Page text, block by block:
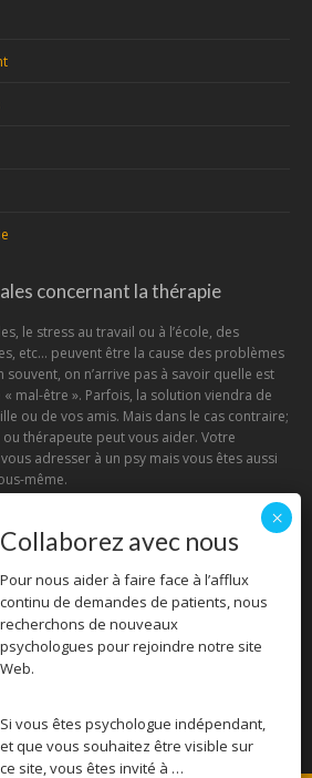
concernant la thérapie
le stress au travail ou à l’école, des
etc… peuvent être la cause des problèmes
on n’arrive pas à savoir quelle est
mal-être ». Parfois, la solution viendra de
ou de vos amis. Mais dans le cas contraire;
thérapeute peut vous aider. Votre
adresser à un psy mais vous êtes aussi
même.
Collaborez avec nous
Pour nous aider à faire face à l’afflux
continu de demandes de patients, nous
recherchons de nouveaux
psychologues pour rejoindre notre site
Web.
Si vous êtes psychologue indépendant,
et que vous souhaitez être visible sur
ce site, vous êtes invité à …